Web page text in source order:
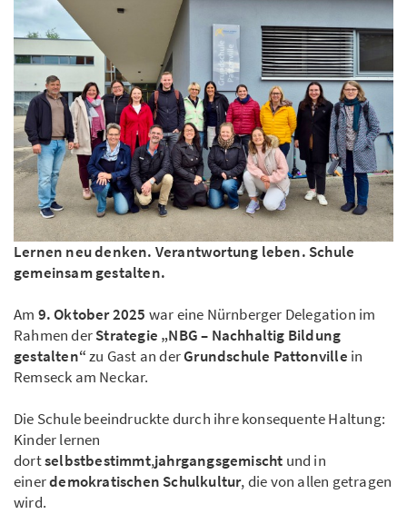
Lernen neu denken. Verantwortung leben. Schule
gemeinsam gestalten.
Am 9. Oktober 2025 war eine Nürnberger Delegation im
Rahmen derStrategie „NBG – Nachhaltig Bildung
gestalten“zu Gast an derGrundschule Pattonville in
Remseck am Neckar.
Die Schule beeindruckte durch ihre konsequente Haltung:
Kinder lernen
dortselbstbestimmt,jahrgangsgemischt und in
einerdemokratischen Schulkultur, die von allen getragen
wird.